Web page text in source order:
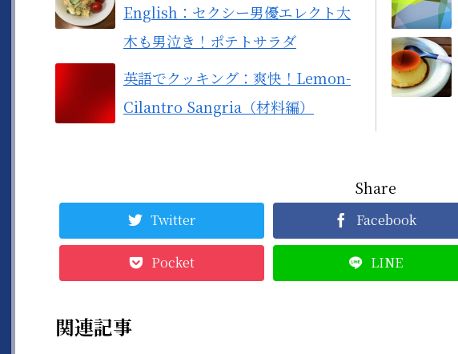
English：セクシー男優エレクト大
木も男泣き！ポテトサラダ
英語でクッキング：爽快！Lemon-
Cilantro Sangria（材料編）
Share
Twitter Facebook
Pocket LINE
関連記事